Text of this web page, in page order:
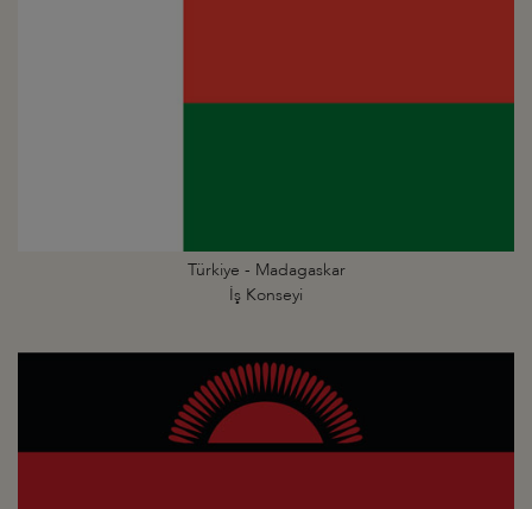
Türkiye - Madagaskar
İş Konseyi